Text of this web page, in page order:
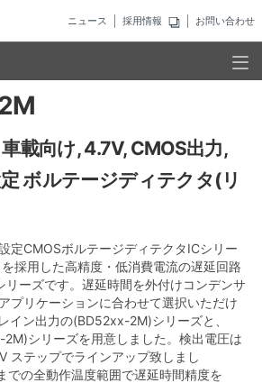
ニュース 採用情報 お問い合わせ
載向け, 4.7V, CMOS出力,
ボルテージディテクタ(リ
定CMOSボルテージディテクタICシリー
採用した高精度・低消費電流の遅延回路
リーズです。遅延時間を外付けコンデンサ
プリケーションに合わせて選択いただけ
イン出力の(BD52xx-2M)シリーズと、
シリーズを用意しました。検出電圧は
ステップでラインアップ致しまし
の全動作温度範囲で遅延時間精度を